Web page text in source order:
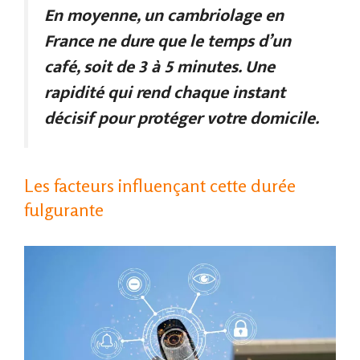
En moyenne, un cambriolage en
France ne dure que le temps d’un
café, soit de 3 à 5 minutes. Une
rapidité qui rend chaque instant
décisif pour protéger votre domicile.
Les facteurs influençant cette durée
fulgurante